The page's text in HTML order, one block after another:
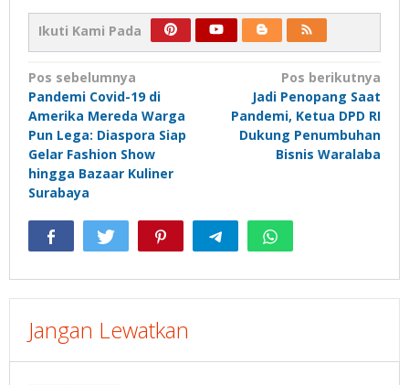
Ikuti Kami Pada
Navigasi
pos
Pos sebelumnya
Pandemi Covid-19 di
Amerika Mereda Warga
Pun Lega: Diaspora Siap
Gelar Fashion Show
hingga Bazaar Kuliner
Surabaya
Pos berikutnya
Jadi Penopang Saat
Pandemi, Ketua DPD RI
Dukung Penumbuhan
Bisnis Waralaba
Jangan Lewatkan